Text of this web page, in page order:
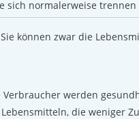
sich normalerweise trennen
können zwar die
werden
die weniger